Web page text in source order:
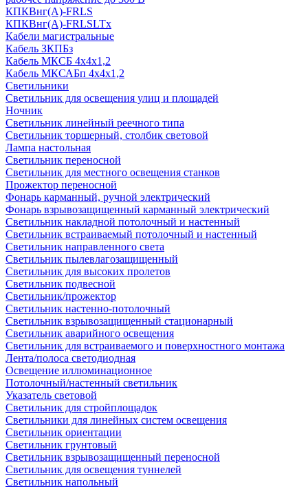
КПКВнг(A)-FRLS
КПКВнг(A)-FRLSLTx
Кабели магистральные
Кабель ЗКПБз
Кабель МКСБ 4х4х1,2
Кабель МКСАБп 4х4х1,2
Светильники
Светильник для освещения улиц и площадей
Ночник
Светильник линейный реечного типа
Светильник торшерный, столбик световой
Лампа настольная
Светильник переносной
Светильник для местного освещения станков
Прожектор переносной
Фонарь карманный, ручной электрический
Фонарь взрывозащищенный карманный электрический
Светильник накладной потолочный и настенный
Светильник встраиваемый потолочный и настенный
Светильник направленного света
Светильник пылевлагозащищенный
Светильник для высоких пролетов
Светильник подвесной
Светильник/прожектор
Светильник настенно-потолочный
Светильник взрывозащищенный стационарный
Светильник аварийного освещения
Светильник для встраиваемого и поверхностного монтажа
Лента/полоса светодиодная
Освещение иллюминационное
Потолочный/настенный светильник
Указатель световой
Светильник для стройплощадок
Светильники для линейных систем освещения
Светильник ориентации
Светильник грунтовый
Светильник взрывозащищенный переносной
Светильник для освещения туннелей
Светильник напольный